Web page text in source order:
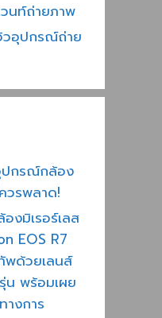
นท์ถ่ายภาพ
วอุปกรณ์ถ่าย
ปกรณ์กล้อง
วรพลาด!
งมิเรอร์เลส
EOS R7
พด้วยเลนส์
น พร้อมเผย
างการ